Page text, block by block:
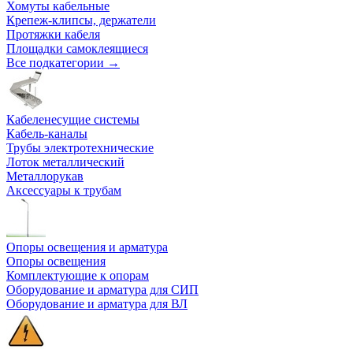
Хомуты кабельные
Крепеж-клипсы, держатели
Протяжки кабеля
Площадки самоклеящиеся
Все подкатегории →
Кабеленесущие системы
Кабель-каналы
Трубы электротехнические
Лоток металлический
Металлорукав
Аксессуары к трубам
Опоры освещения и арматура
Опоры освещения
Комплектующие к опорам
Оборудование и арматура для СИП
Оборудование и арматура для ВЛ